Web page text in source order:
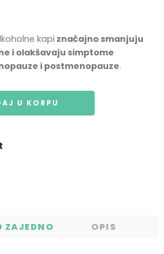
kapi značajno smanjuju
i olakšavaju simptome
i postmenopauze.
U KORPU
ZAJEDNO OPIS